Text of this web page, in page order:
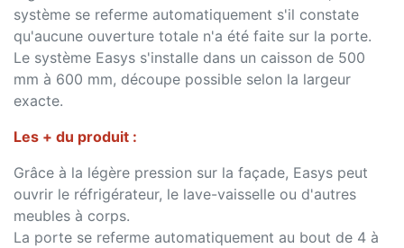
système se referme automatiquement s'il constate
qu'aucune ouverture totale n'a été faite sur la porte.
Le système Easys s'installe dans un caisson de 500
mm à 600 mm, découpe possible selon la largeur
exacte.
Les + du produit :
Grâce à la légère pression sur la façade, Easys peut
ouvrir le réfrigérateur, le lave-vaisselle ou d'autres
meubles à corps.
La porte se referme automatiquement au bout de 4 à